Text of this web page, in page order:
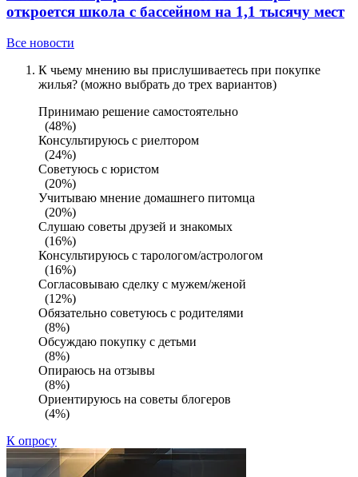
откроется школа с бассейном на 1,1 тысячу мест
Все новости
К чьему мнению вы прислушиваетесь при покупке
жилья? (можно выбрать до трех вариантов)
Принимаю решение самостоятельно
(48%)
Консультируюсь с риелтором
(24%)
Советуюсь с юристом
(20%)
Учитываю мнение домашнего питомца
(20%)
Слушаю советы друзей и знакомых
(16%)
Консультируюсь с тарологом/астрологом
(16%)
Согласовываю сделку с мужем/женой
(12%)
Обязательно советуюсь с родителями
(8%)
Обсуждаю покупку с детьми
(8%)
Опираюсь на отзывы
(8%)
Ориентируюсь на советы блогеров
(4%)
К опросу